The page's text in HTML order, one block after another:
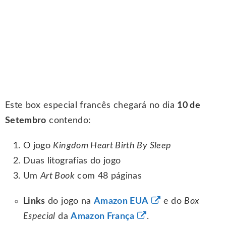
Este box especial francês chegará no dia 10 de
Setembro contendo:
O jogo Kingdom Heart Birth By Sleep
Duas litografias do jogo
UmArt Bookcom 48 páginas
Links do jogo na Amazon EUA e do Box
Especial daAmazon França .